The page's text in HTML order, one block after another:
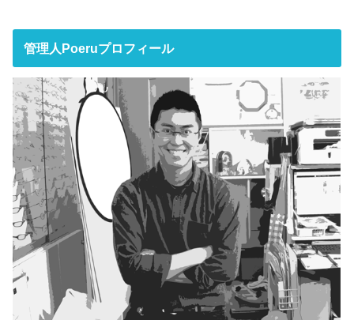
管理人Poeruプロフィール